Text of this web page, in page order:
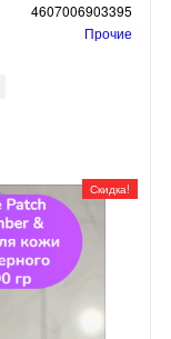
4607006903395
Прочие
Скидка!